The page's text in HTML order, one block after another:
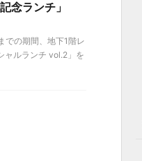
念ランチ」
での期間、地下1階レ
ャルランチ vol.2」を